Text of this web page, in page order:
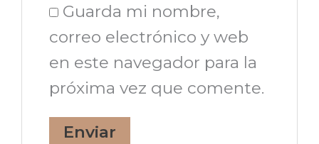
Guarda mi nombre,
correo electrónico y web
en este navegador para la
próxima vez que comente.